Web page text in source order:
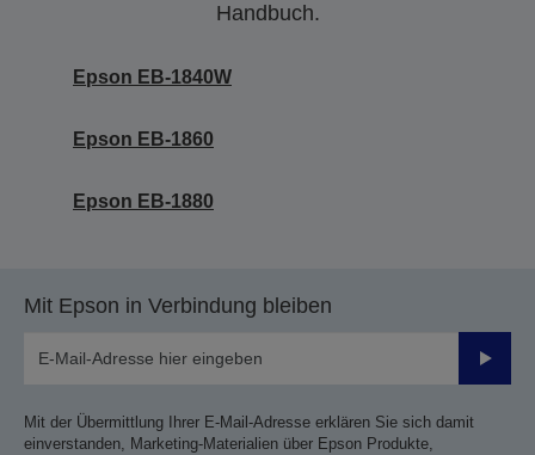
Handbuch.
Epson EB-1840W
Epson EB-1860
Epson EB-1880
Mit Epson in Verbindung bleiben
Mit der Übermittlung Ihrer E-Mail-Adresse erklären Sie sich damit
einverstanden, Marketing-Materialien über Epson Produkte,